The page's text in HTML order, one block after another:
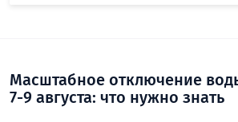
Масштабное отключение
7-9 августа: что нужно знать